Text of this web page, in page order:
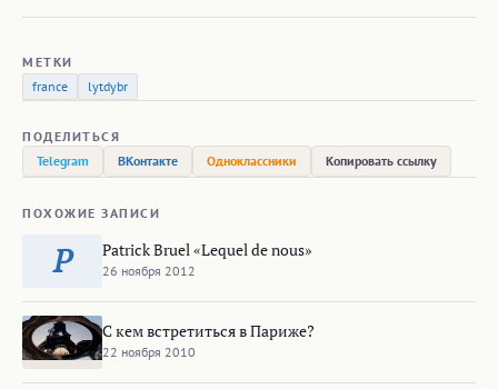
МЕТКИ
france
lytdybr
ПОДЕЛИТЬСЯ
Telegram
ВКонтакте Одноклассники Копировать ссылку
ПОХОЖИЕ ЗАПИСИ
P Patrick Bruel «Lequel de nous»
26 ноября 2012
C кем встретиться в Париже?
22 ноября 2010